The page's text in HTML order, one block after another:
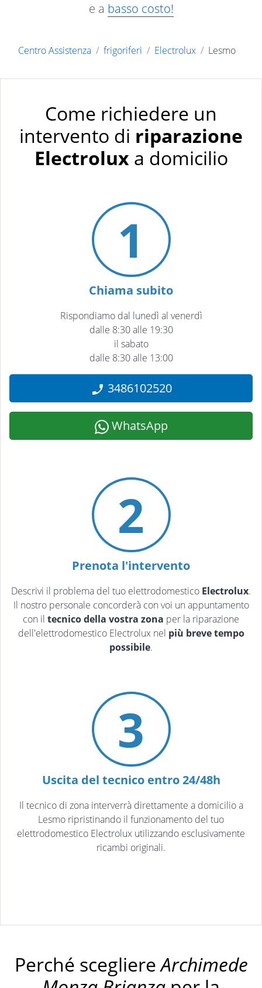
e a basso costo!
Centro Assistenza frigoriferi Electrolux Lesmo
Come richiedere un
intervento di riparazione
Electrolux a domicilio
1
Chiama subito
Rispondiamo dal lunedì al venerdì
dalle 8:30 alle 19:30
il sabato
dalle 8:30 alle 13:00
3486102520
WhatsApp
2
Prenota l'intervento
Descrivi il problema del tuo elettrodomestico Electrolux.
Il nostro personale concorderà con voi un appuntamento
con il tecnico della vostra zona per la riparazione
dell'elettrodomestico Electrolux nel più breve tempo
possibile.
3
Uscita del tecnico entro 24/48h
Il tecnico di zona interverrà direttamente a domicilio a
Lesmo ripristinando il funzionamento del tuo
elettrodomestico Electrolux utilizzando esclusivamente
ricambi originali.
Perché scegliereArchimede